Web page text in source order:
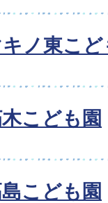
ノ東こど
こども園
こども園